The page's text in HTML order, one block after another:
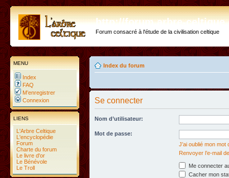
http://forum.arbre-
Forum consacré à l'étude de la civilisation celtique
MENU
Index
FAQ
M’enregistrer
Connexion
LIENS
L'Arbre Celtique
L'encyclopédie
Forum
Charte du forum
Le livre d'or
Le Bénévole
Le Troll
Index du forum
Se connecter
Nom d’utilisateur:
Mot de passe:
J’ai oublié mon mot
Renvoyer l’e-mail
Me connecter
Cacher mon